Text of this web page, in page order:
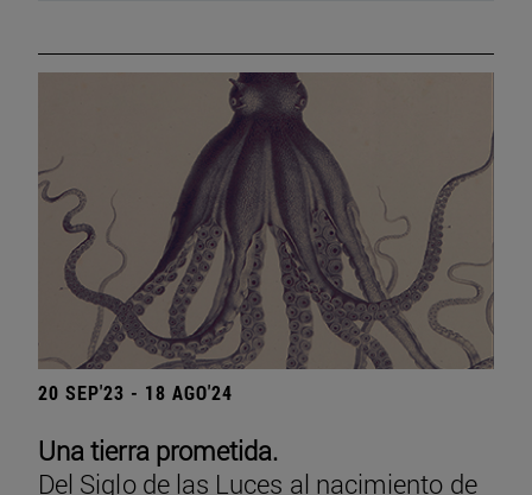
20 SEP'23 - 18 AGO'24
Una tierra prometida.
Del Siglo de las Luces al nacimiento de